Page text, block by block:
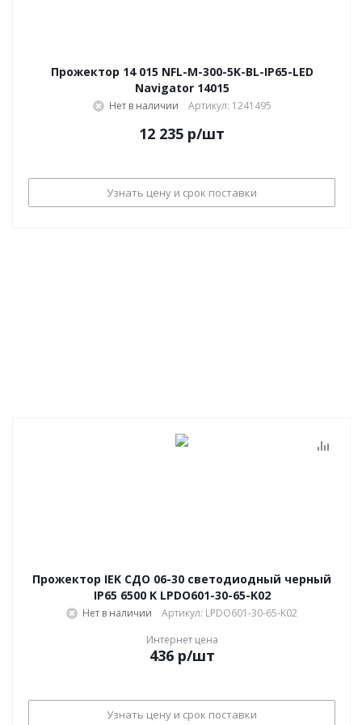
Прожектор 14 015 NFL-M-300-5K-BL-IP65-LED
Navigator 14015
Нет в наличии Артикул: 1241495
12 235 р/шт
Узнать цену и срок поставки
Прожектор IEK СДО 06-30 светодиодный черный
IP65 6500 K LPDO601-30-65-K02
Нет в наличии
Артикул: LPDO601-30-65-K02
Интернет цена
436р/шт
Узнать цену и срок поставки